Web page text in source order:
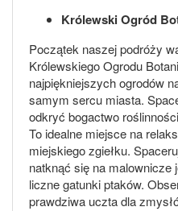
Królewski Ogród
Początek naszej podróży
Królewskiego Ogrodu
najpiękniejszych ogrodów
samym sercu miasta.
odkryć bogactwo
To idealne miejsce na
miejskiego zgiełku.
natknąć się na
liczne gatunki ptaków.
prawdziwa uczta dla